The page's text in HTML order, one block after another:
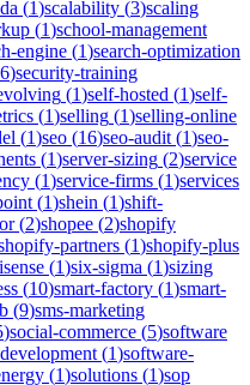
(1)scalability (3)scaling
(1)school-management
engine (1)search-optimization
)security-training
(1)self-hosted (1)self-
(1)selling (1)selling-online
(1)seo (16)seo-audit (1)seo-
(1)server-sizing (2)service
(1)service-firms (1)services
(1)shein (1)shift-
(2)shopee (2)shopify
partners (1)shopify-plus
(1)six-sigma (1)sizing
(10)smart-factory (1)smart-
(9)sms-marketing
)social-commerce (5)software
(1)software-
(1)solutions (1)sop